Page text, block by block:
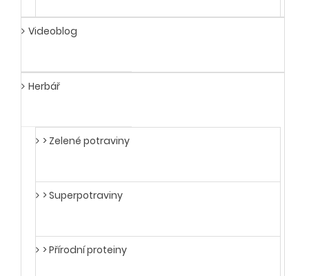
Videoblog
Herbář
> Zelené potraviny
> Superpotraviny
> Přírodní proteiny